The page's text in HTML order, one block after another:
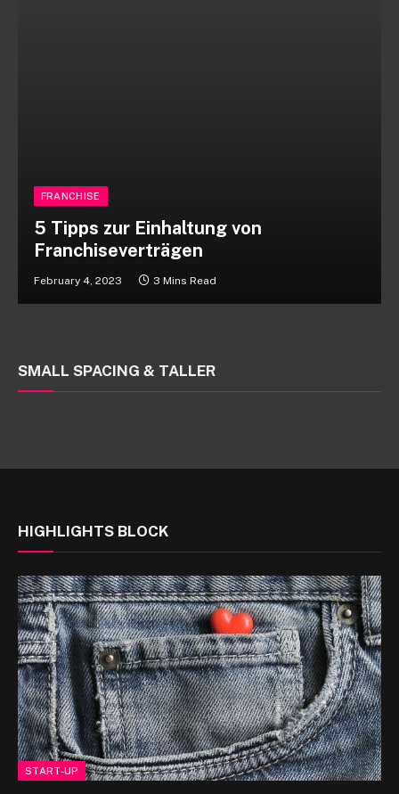
FRANCHISE
5 Tipps zur Einhaltung von
Franchiseverträgen
February 4, 2023 3 Mins Read
SMALL SPACING & TALLER
HIGHLIGHTS BLOCK
START-UP